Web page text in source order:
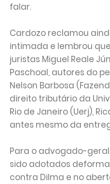
falar.
Cardozo reclamou
intimada e lembrou
juristas Miguel Reale
Paschoal, autores do
Nelson Barbosa
direito tributário da
Rio de Janeiro (Uerj),
antes mesmo da
Para o advogado-
sido adotados
contra Dilma e no